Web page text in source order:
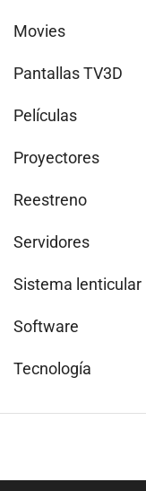
Movies
Pantallas TV3D
Películas
Proyectores
Reestreno
Servidores
Sistema lenticular
Software
Tecnología